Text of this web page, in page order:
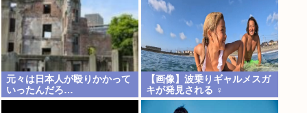
元々は日本人が殴りかかって
いったんだろ…
【画像】波乗りギャルメスガ
キが発見される ‍♀